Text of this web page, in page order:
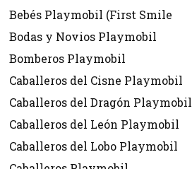
Bebés Playmobil (First Smile
Bodas y Novios Playmobil
Bomberos Playmobil
Caballeros del Cisne Playmobil
Caballeros del Dragón Playmobil
Caballeros del León Playmobil
Caballeros del Lobo Playmobil